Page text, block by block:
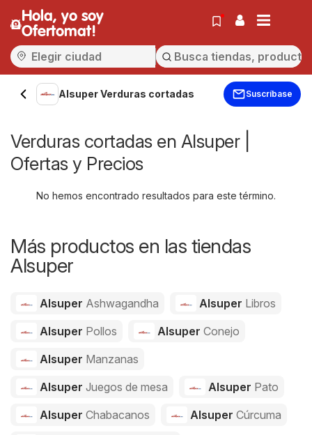
Hola, yo soy
Ofertomat!
Alsuper Verduras cortadas Suscríbase
Verduras cortadas en Alsuper |
Ofertas y Precios
No hemos encontrado resultados para este término.
Más productos en las tiendas
Alsuper
Alsuper Ashwagandha Alsuper Libros
Alsuper Pollos Alsuper Conejo
Alsuper Manzanas
Alsuper Juegos de mesa Alsuper Pato
Alsuper Chabacanos Alsuper Cúrcuma